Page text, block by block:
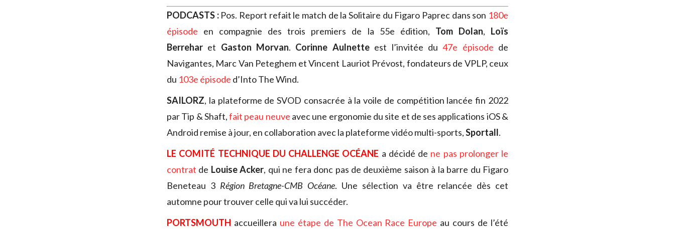
PODCASTS :Pos. Report refait le match de la Solitaire du Figaro Paprec dans son 180e
épisode en compagnie des trois premiers de la 55e édition, Tom Dolan, Loïs
Berrehar et Gaston Morvan. Corinne Aulnetteest l’invitée du47e épisode de
Navigantes, Marc Van Peteghem et Vincent Lauriot Prévost, fondateurs de VPLP, ceux
du 103e épisode d’Into The Wind.
SAILORZ, la plateforme de SVOD consacrée à la voile de compétition lancée fin 2022
par Tip & Shaft,fait peau neuve avec une ergonomie du site et de ses applications iOS &
Android remise à jour, en collaboration avec la plateforme vidéo multi-sports,Sportall.
LE COMITÉ TECHNIQUE DU CHALLENGE OCÉANE a décidé de ne pas prolonger le
contrat de Louise Acker, qui ne fera donc pas de deuxième saison à la barre du Figaro
Beneteau 3 Région Bretagne-CMB Océane. Une sélection va être relancée dès cet
automne pour trouver celle qui va lui succéder.
PORTSMOUTH accueillera une étape de The Ocean Race Europe au cours de l’été